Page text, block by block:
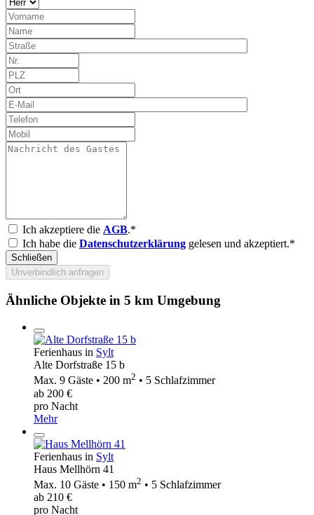
Ich akzeptiere die AGB.*
Ich habe die Datenschutzerklärung gelesen und akzeptiert.*
Schließen
Unverbindlich anfragen
Ähnliche Objekte in 5 km Umgebung
Ferienhaus in Sylt
Alte Dorfstraße 15 b
Max. 9 Gäste • 200 m2 • 5 Schlafzimmer
ab 200 €
pro Nacht
Mehr
Ferienhaus in Sylt
Haus Mellhörn 41
Max. 10 Gäste • 150 m2 • 5 Schlafzimmer
ab 210 €
pro Nacht